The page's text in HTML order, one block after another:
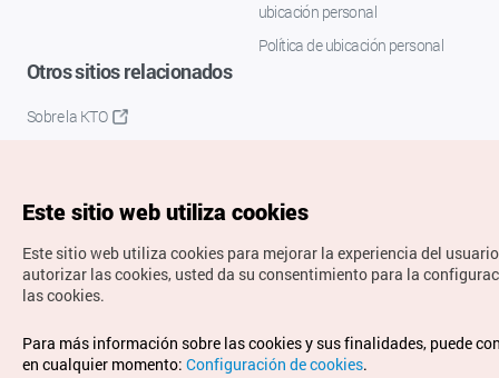
ubicación personal
Política de ubicación personal
Otros sitios relacionados
Sobre la KTO
Copyrights © Organización de Turismo de Corea. Todos los
derechos reservados.
Este sitio web utiliza cookies
Este sitio web utiliza cookies para mejorar la experiencia del
autorizar las cookies, usted da su consentimiento para la
las cookies.
Para más información sobre las cookies y sus finalidades, puede
en cualquier momento: Configuración de cookies.